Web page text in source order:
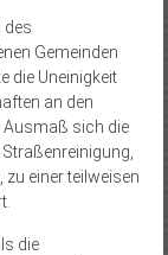
des
Gemeinden
die Uneinigkeit
an den
Ausmaß sich die
einer teilweisen
die